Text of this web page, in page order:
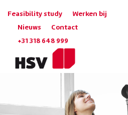
Feasibility study Werken bij
Nieuws Contact
+31 318 648 999